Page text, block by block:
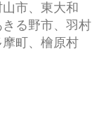
市、東大和
る野市、羽村
町、檜原村